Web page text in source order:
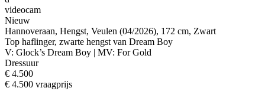
videocam
Nieuw
Hannoveraan, Hengst, Veulen (04/2026), 172 cm, Zwart
Top haflinger, zwarte hengst van Dream Boy
V: Glock’s Dream Boy | MV: For Gold
Dressuur
€ 4.500
€ 4.500 vraagprijs